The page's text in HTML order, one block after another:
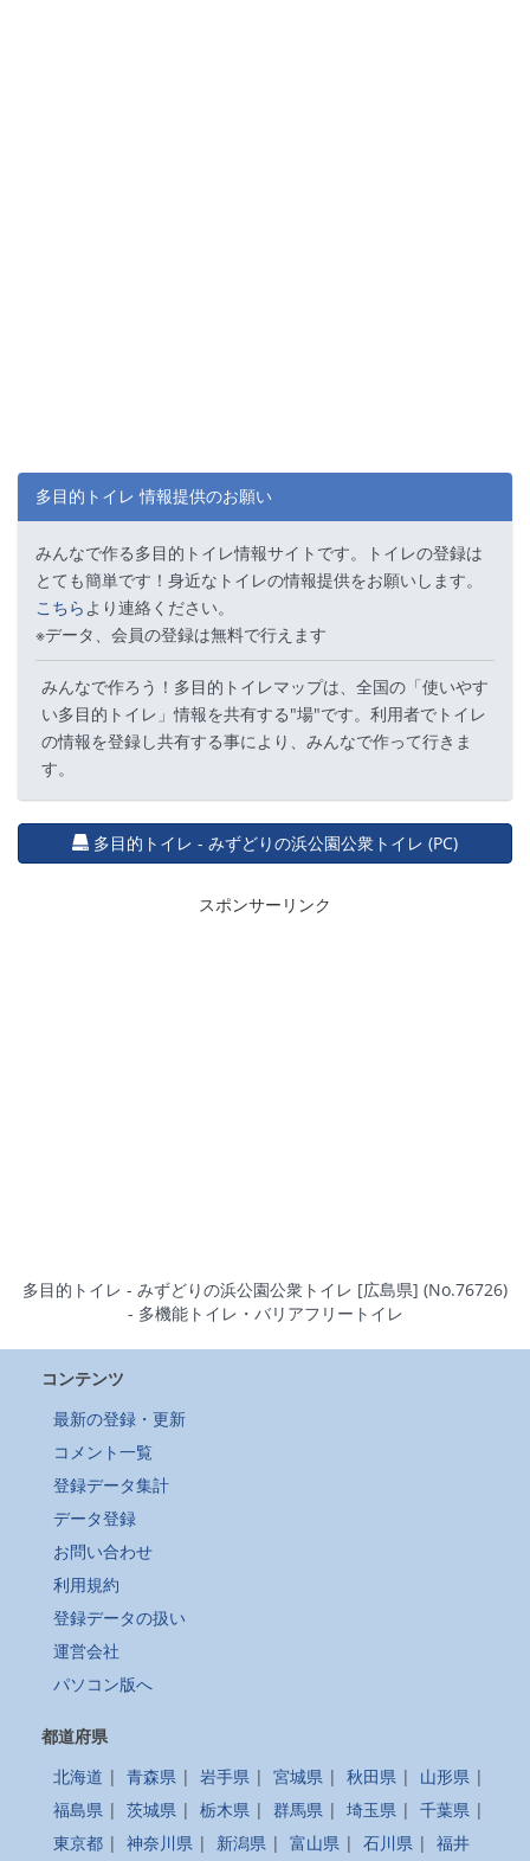
多目的トイレ 情報提供のお願い
みんなで作る多目的トイレ情報サイトです。トイレの登録は
とても簡単です！身近なトイレの情報提供をお願いします。
こちらより連絡ください。
※データ、会員の登録は無料で行えます
みんなで作ろう！多目的トイレマップは、全国の「使いやす
い多目的トイレ」情報を共有する"場"です。利用者でトイレ
の情報を登録し共有する事により、みんなで作って行きま
す。
多目的トイレ - みずどりの浜公園公衆トイレ (PC)
スポンサーリンク
多目的トイレ - みずどりの浜公園公衆トイレ [広島県] (No.76726)
- 多機能トイレ・バリアフリートイレ
コンテンツ
最新の登録・更新
コメント一覧
登録データ集計
データ登録
お問い合わせ
利用規約
登録データの扱い
運営会社
パソコン版へ
都道府県
北海道 | 青森県 | 岩手県 | 宮城県 | 秋田県 | 山形県 |
福島県 | 茨城県 | 栃木県 | 群馬県 | 埼玉県 | 千葉県 |
東京都 | 神奈川県 | 新潟県 | 富山県 | 石川県 | 福井